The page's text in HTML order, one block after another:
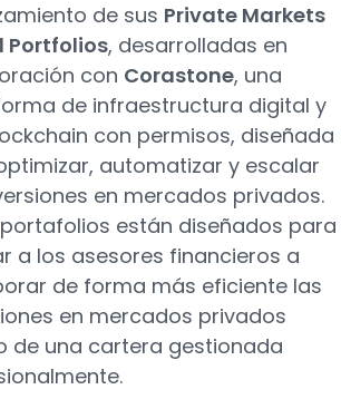
de sus Private Markets
Portfolios, desarrolladas en
con Corastone, una
de infraestructura digital y
con permisos, diseñada
automatizar y escalar
en mercados privados.
están diseñados para
a los asesores financieros a
de forma más eficiente las
en mercados privados
de una cartera gestionada